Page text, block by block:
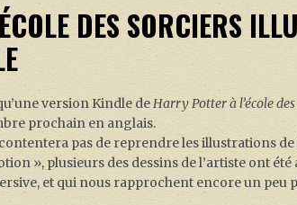
DES SORCIERS
version Kindle deHarry Potter à l’école
prochain en anglais.
pas de reprendre les illustrations
», plusieurs des dessins de l’artiste ont
et qui nous rapprochent encore un peu